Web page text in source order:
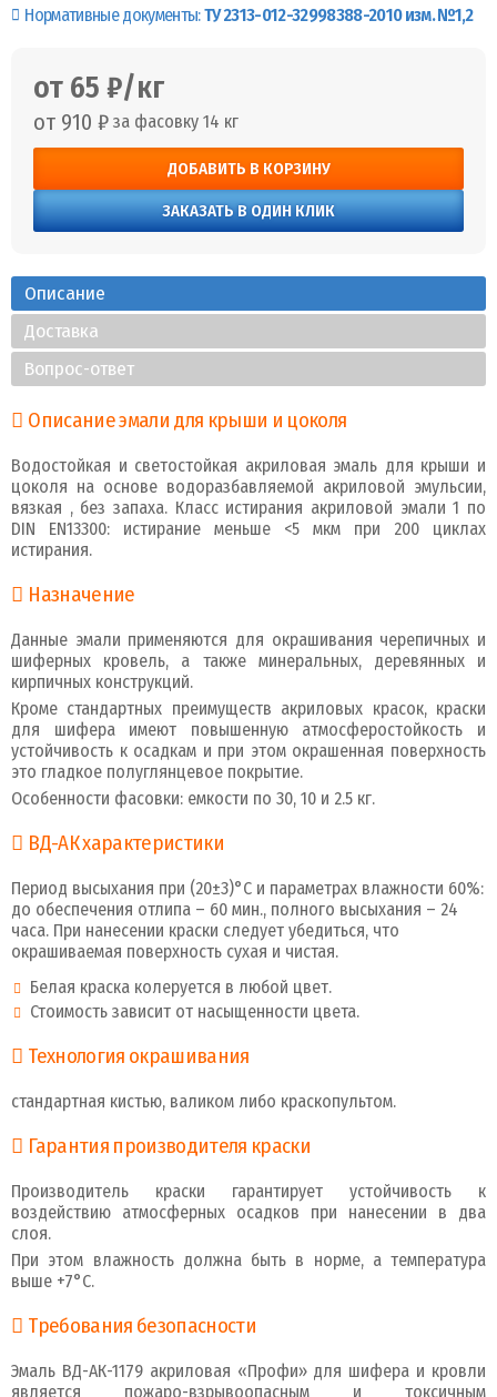
Нормативные документы:ТУ 2313-012-32998388-2010 изм. №1,2
от 65 ₽/кг
от 910 ₽ за фасовку 14 кг
ДОБАВИТЬ В КОРЗИНУ
ЗАКАЗАТЬ В ОДИН КЛИК
Описание
Доставка
Вопрос-ответ
Описание эмали для крыши и цоколя
Водостойкая и светостойкая акриловая эмаль для крыши и
цоколя на основе водоразбавляемой акриловой эмульсии,
вязкая , без запаха. Класс истирания акриловой эмали 1 по
DIN EN13300: истирание меньше <5 мкм при 200 циклах
истирания.
Назначение
Данные эмали применяются для окрашивания черепичных и
шиферных кровель, а также минеральных, деревянных и
кирпичных конструкций.
Кроме стандартных преимуществ акриловых красок, краски
для шифера имеют повышенную атмосферостойкость и
устойчивость к осадкам и при этом окрашенная поверхность
это гладкое полуглянцевое покрытие.
Особенности фасовки: емкости по 30, 10 и 2.5 кг.
ВД-АК характеристики
Период высыхания при (20±3)°С и параметрах влажности 60%:
до обеспечения отлипа – 60 мин., полного высыхания – 24
часа. При нанесении краски следует убедиться, что
окрашиваемая поверхность сухая и чистая.
Белая краска колеруется в любой цвет.
Стоимость зависит от насыщенности цвета.
Технология окрашивания
стандартная кистью, валиком либо краскопультом.
Гарантия производителя краски
Производитель краски гарантирует устойчивость к
воздействию атмосферных осадков при нанесении в два
слоя.
При этом влажность должна быть в норме, а температура
выше +7°С.
Требования безопасности
Эмаль ВД-АК-1179 акриловая «Профи» для шифера и кровли
является пожаро-взрывоопасным и токсичным